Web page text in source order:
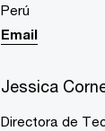
Perú
Email
Jessica
Directora de